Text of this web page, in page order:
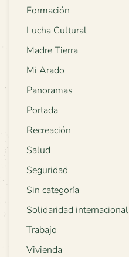
Formación
Lucha Cultural
Madre Tierra
Mi Arado
Panoramas
Portada
Recreación
Salud
Seguridad
Sin categoría
Solidaridad internacional
Trabajo
Vivienda